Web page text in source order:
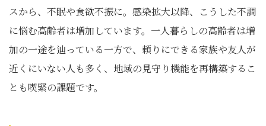
スから、不眠や食欲不振に。感染拡大以降、こうした不調
に悩む高齢者は増加しています。一人暮らしの高齢者は増
加の一途を辿っている一方で、頼りにできる家族や友人が
近くにいない人も多く、地域の見守り機能を再構築するこ
とも喫緊の課題です。